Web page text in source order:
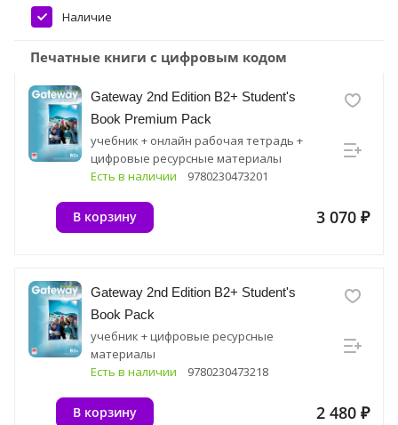
Наличие
Печатные книги с цифровым кодом
Gateway 2nd Edition B2+ Student's
Book Premium Pack
учебник + онлайн рабочая тетрадь +
цифровые ресурсные материалы
Есть в наличии
9780230473201
3 070 ₽
В корзину
Gateway 2nd Edition B2+ Student's
Book Pack
учебник + цифровые ресурсные
материалы
Есть в наличии
9780230473218
2 480 ₽
В корзину